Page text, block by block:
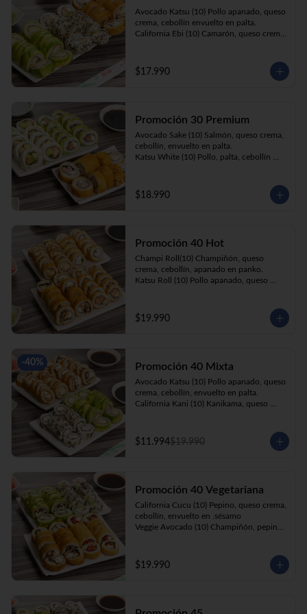
crema envuelto en panko.
Avocado Katsu (10) Pollo apanado, queso
crema, cebollín envuelto en palta.
California Ebi (10) Camarón, queso crema,
crema, cebollín, apanado en panko.
$17.990
Promoción 30 Premium
Avocado Sake (10) Salmón, queso crema,
cebollín, envuelto en palta.
Katsu White (10) Pollo, palta, cebollín
cebollín, apanado en panko.
$18.990
Promoción 40 Hot
Champi Roll(10) Champiñón, queso
crema, cebollín, apanado en panko.
Katsu Roll (10) Pollo apanado, queso
cebollín, apanado en panko.
Kani Roll(10) Kanikama, queso crema,
$19.990
-40% Promoción 40 Mixta
Avocado Katsu (10) Pollo apanado, queso
crema, cebollín, envuelto en palta.
California Kani (10) Kanikama, queso
crema, cebollín, apanado en panko.
Champi Roll (10) Champiñón, queso
$11.994$19.990
Promoción 40 Vegetariana
California Cucu (10) Pepino, queso crema,
cebollín, envuelto en .sésamo
Veggie Avocado (10) Champiñón, pepino,
crema envuelto en panko.
Champi Roll(10) Champiñón, queso
$19.990